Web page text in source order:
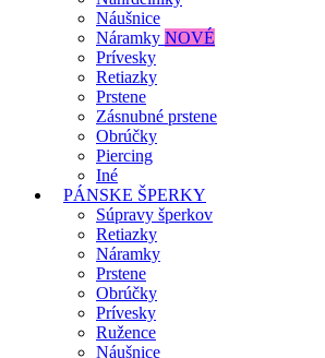
Náušnice
Náramky NOVÉ
Prívesky
Retiazky
Prstene
Zásnubné prstene
Obrúčky
Piercing
Iné
PÁNSKE ŠPERKY
Súpravy šperkov
Retiazky
Náramky
Prstene
Obrúčky
Prívesky
Ružence
Náušnice